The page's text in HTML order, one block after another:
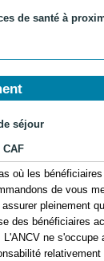
de santé à
séjour
CAF
où les
de vous
pleinement
des bénéficiaires
L'ANCV ne
relativement